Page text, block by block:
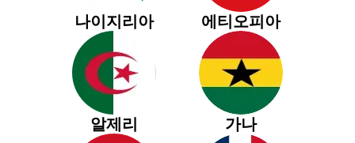
나이지리아 에티오피아
알제리 가나